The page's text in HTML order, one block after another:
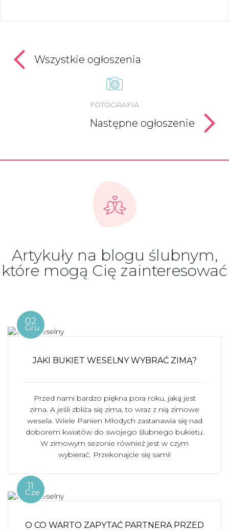
Wszystkie ogłoszenia
FOTOGRAFIA
Następne ogłoszenie
Artykuły na blogu ślubnym,
które mogą Cię zainteresować
02
Gru
JAKI BUKIET WESELNY WYBRAĆ ZIMĄ?
Przed nami bardzo piękna pora roku, jaką jest
zima. A jeśli zbliża się zima, to wraz z nią zimowe
wesela. Wiele Panien Młodych zastanawia się nad
doborem kwiatów do swojego ślubnego bukietu.
W zimowym sezonie również jest w czym
wybierać. Przekonajcie się sami!
11
Cze
O CO WARTO ZAPYTAĆ PARTNERA PRZED